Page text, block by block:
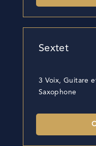
Sextet
3 Voix, Guitare
Saxophone